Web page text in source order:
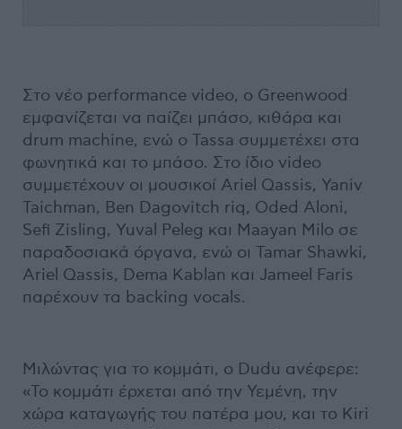
Στο νέο performance video, ο Greenwood
εμφανίζεται να παίζει μπάσο, κιθάρα και
drum machine, ενώ ο Tassa συμμετέχει στα
φωνητικά και το μπάσο. Στο ίδιο video
συμμετέχουν οι μουσικοί Ariel Qassis, Yaniv
Taichman, Ben Dagovitch riq, Oded Aloni,
Sefi Zisling, Yuval Peleg και Maayan Milo σε
παραδοσιακά όργανα, ενώ οι Tamar Shawki,
Ariel Qassis, Dema Kablan και Jameel Faris
παρέχουν τα backing vocals.
Μιλώντας για το κομμάτι, ο Dudu ανέφερε:
«Το κομμάτι έρχεται από την Υεμένη, την
χώρα καταγωγής του πατέρα μου, και το Kiri